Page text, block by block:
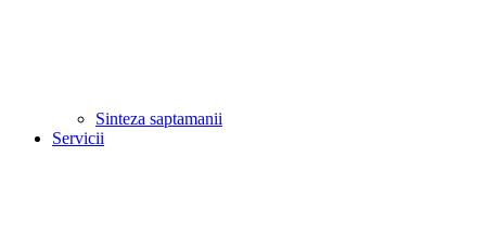
Sinteza saptamanii
Servicii